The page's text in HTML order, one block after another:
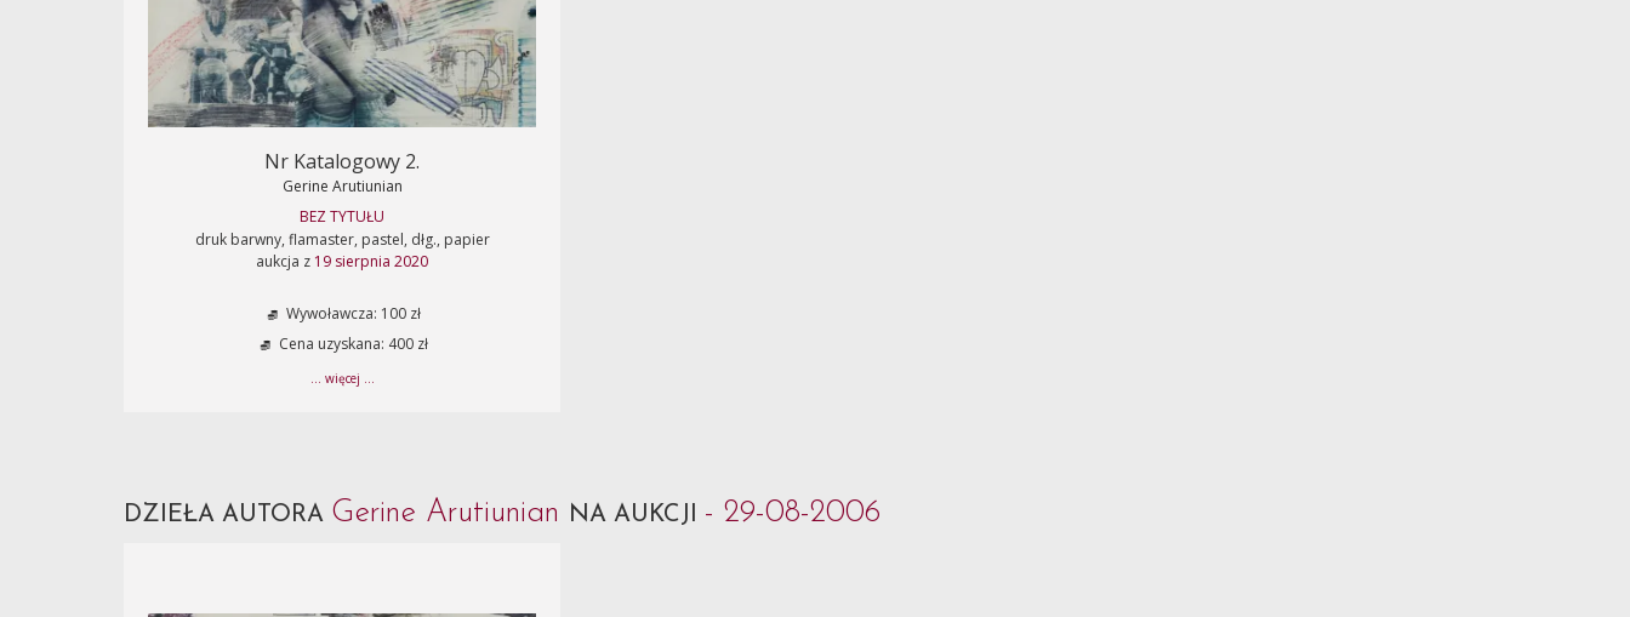
Nr Katalogowy 2.
Gerine Arutiunian
BEZ TYTUŁU
druk barwny, flamaster, pastel, dłg., papier
aukcja z 19 sierpnia 2020
Wywoławcza: 100 zł
Cena uzyskana: 400 zł
... więcej ...
DZIEŁA AUTORA Gerine Arutiunian NA AUKCJI - 29-08-2006